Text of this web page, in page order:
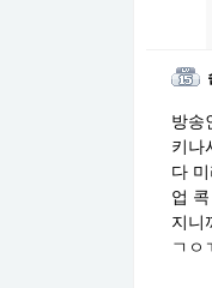
방송
키나
다
업
지니
ㄱㅇ